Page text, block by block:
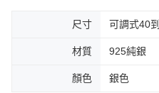
尺寸 可調式40
材質 925純銀
顏色 銀色